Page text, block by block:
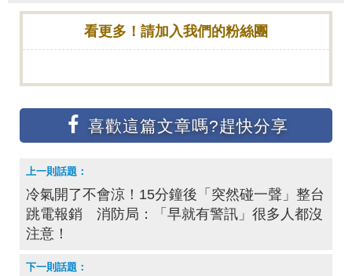
看更多！請加入我們的粉絲團
冷氣開了不會涼！15分鐘後「突然碰一聲」整台
跳電報銷 消防局：「早就有警訊」很多人都沒
注意！